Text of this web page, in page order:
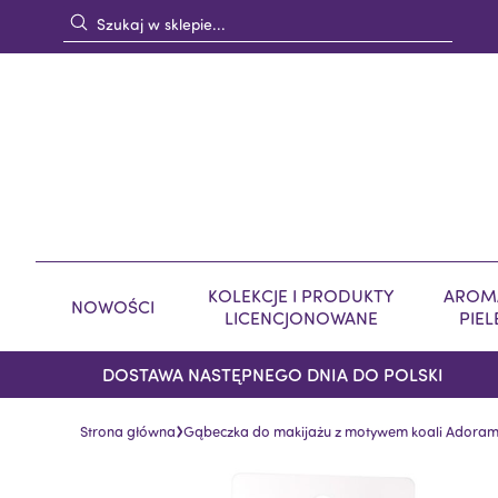
NOWOŚCI
KOLEKCJE I PRODUKTY
LICENCJONOWANE
DOSTAWA NASTĘPNEGO DNIA DO POLSKI
Strona główna›Gąbeczka do makijażu z motywem koali